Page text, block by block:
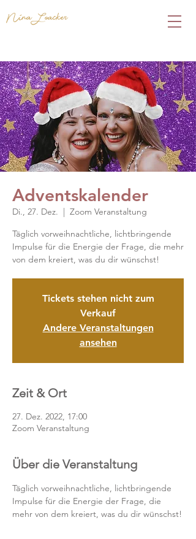
Nina Loacker
Adventskalender
Di., 27. Dez.
  |
Zoom Veranstaltung
Täglich vorweihnachtliche, lichtbringende
Impulse für die Energie der Frage, die mehr
von dem kreiert, was du dir wünschst!
Tickets stehen nicht zum
Verkauf
Andere Veranstaltungen
ansehen
Zeit & Ort
27. Dez. 2022, 17:00
Zoom Veranstaltung
Über die Veranstaltung
Täglich vorweihnachtliche, lichtbringende
Impulse für die Energie der Frage, die
mehr von dem kreiert, was du dir wünschst!